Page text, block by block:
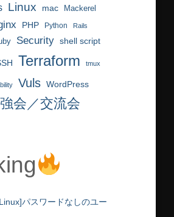
Linux mac Mackerel
PHP Python Rails
Security shell script
Terraform tmux
Vuls WordPress
会／交流会
パスワードなしのユー